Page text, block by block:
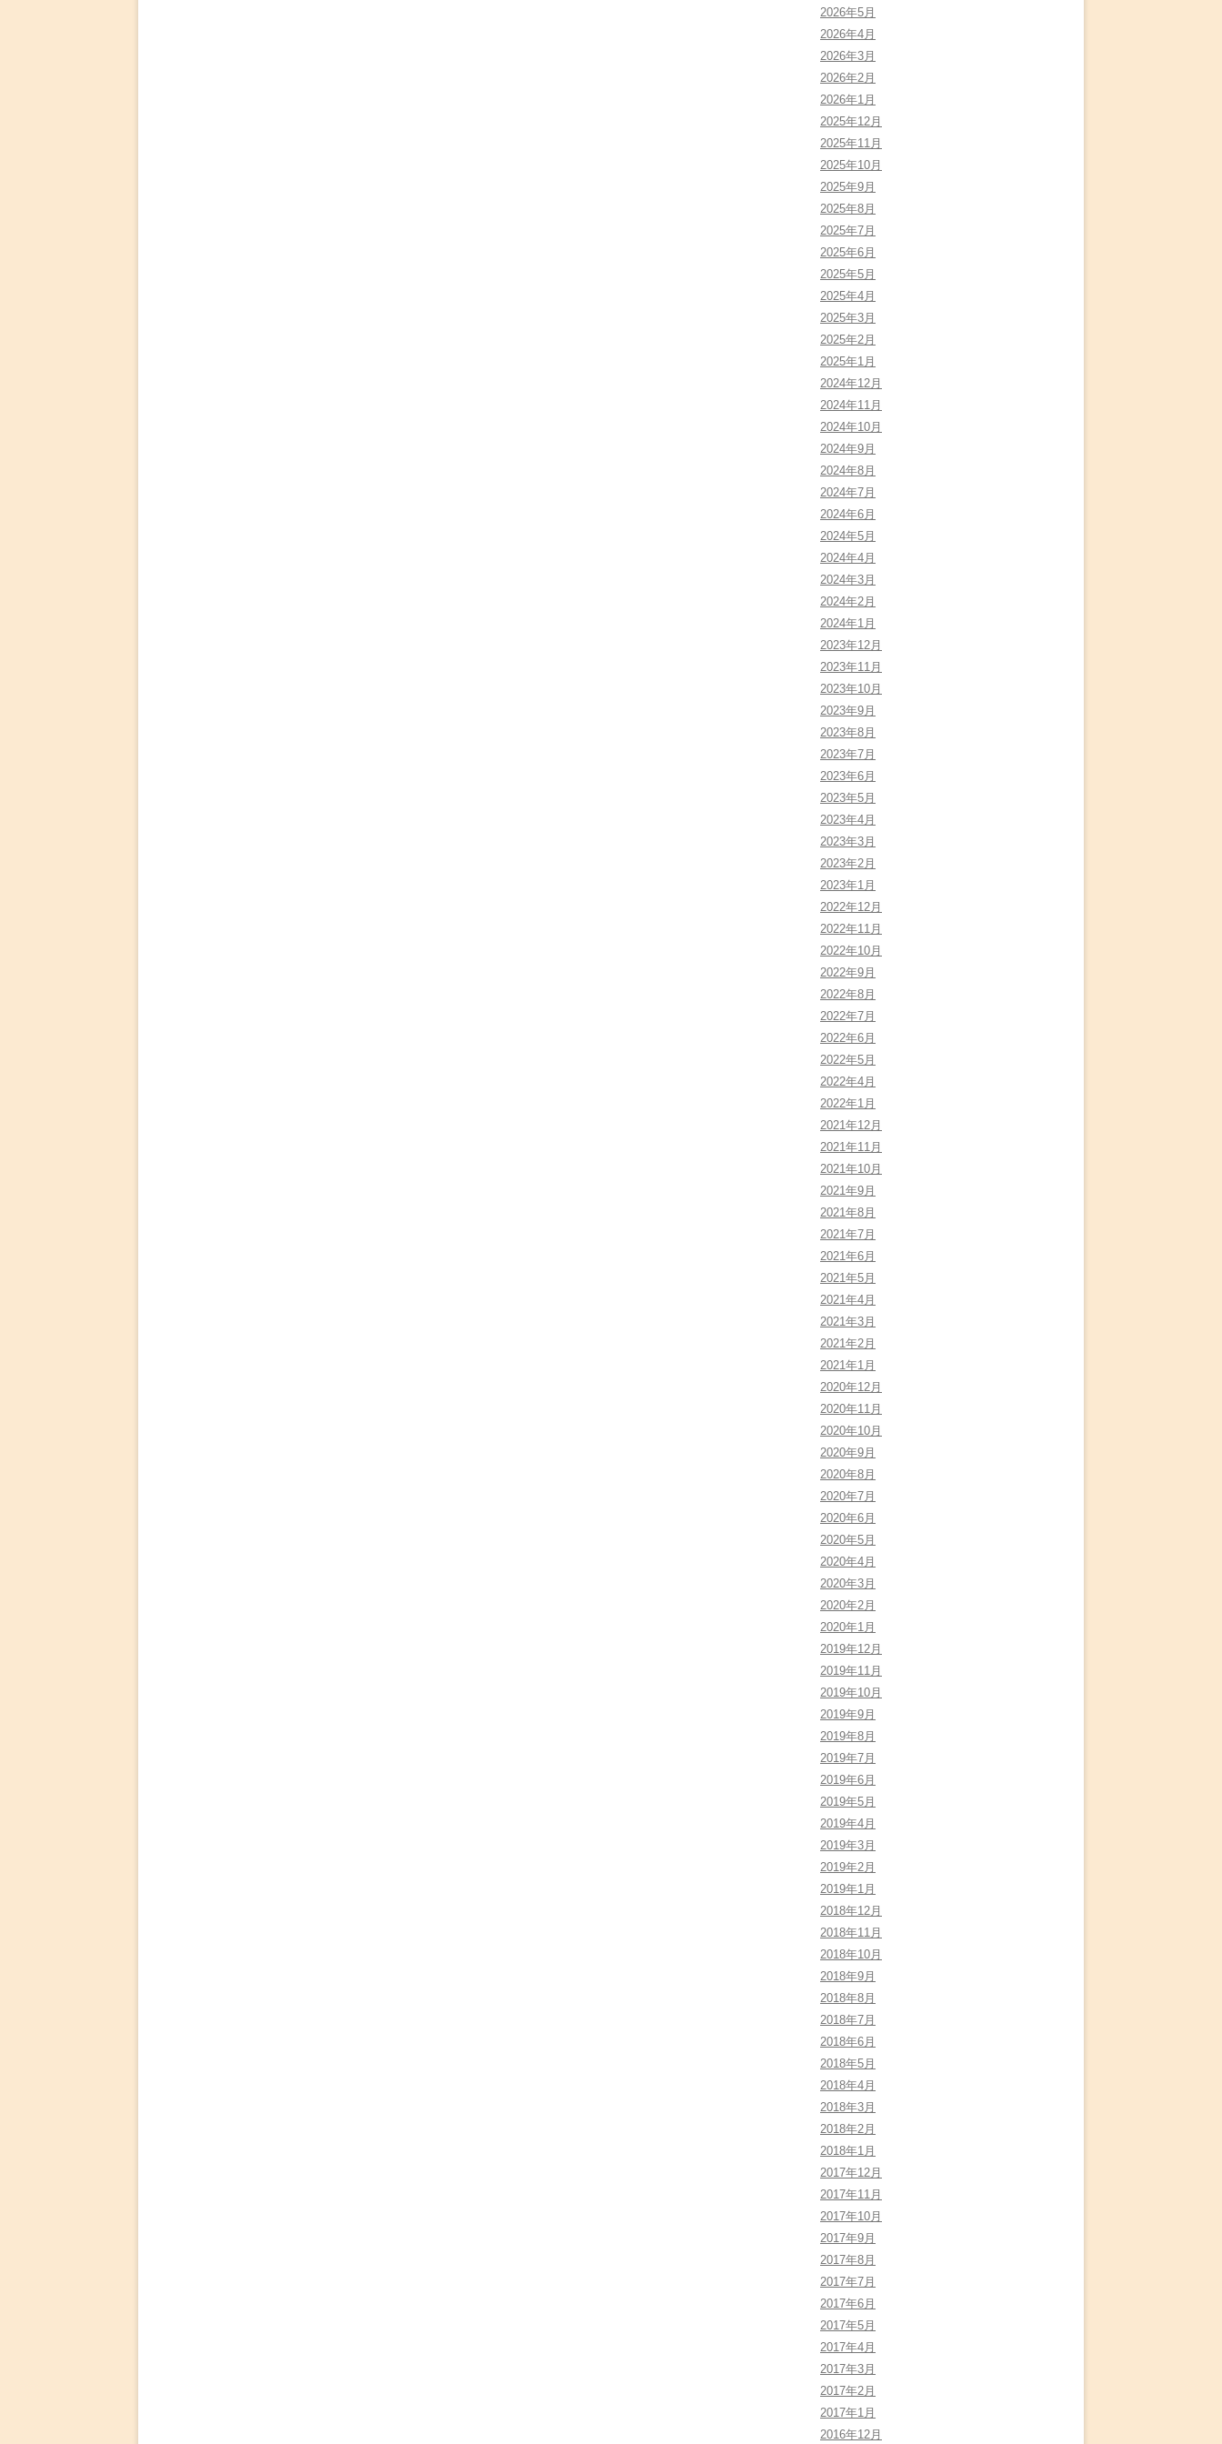
2026年5月
2026年4月
2026年3月
2026年2月
2026年1月
2025年12月
2025年11月
2025年10月
2025年9月
2025年8月
2025年7月
2025年6月
2025年5月
2025年4月
2025年3月
2025年2月
2025年1月
2024年12月
2024年11月
2024年10月
2024年9月
2024年8月
2024年7月
2024年6月
2024年5月
2024年4月
2024年3月
2024年2月
2024年1月
2023年12月
2023年11月
2023年10月
2023年9月
2023年8月
2023年7月
2023年6月
2023年5月
2023年4月
2023年3月
2023年2月
2023年1月
2022年12月
2022年11月
2022年10月
2022年9月
2022年8月
2022年7月
2022年6月
2022年5月
2022年4月
2022年1月
2021年12月
2021年11月
2021年10月
2021年9月
2021年8月
2021年7月
2021年6月
2021年5月
2021年4月
2021年3月
2021年2月
2021年1月
2020年12月
2020年11月
2020年10月
2020年9月
2020年8月
2020年7月
2020年6月
2020年5月
2020年4月
2020年3月
2020年2月
2020年1月
2019年12月
2019年11月
2019年10月
2019年9月
2019年8月
2019年7月
2019年6月
2019年5月
2019年4月
2019年3月
2019年2月
2019年1月
2018年12月
2018年11月
2018年10月
2018年9月
2018年8月
2018年7月
2018年6月
2018年5月
2018年4月
2018年3月
2018年2月
2018年1月
2017年12月
2017年11月
2017年10月
2017年9月
2017年8月
2017年7月
2017年6月
2017年5月
2017年4月
2017年3月
2017年2月
2017年1月
2016年12月